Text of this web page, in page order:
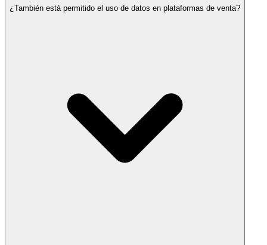
¿También está permitido el uso de datos en plataformas de venta?